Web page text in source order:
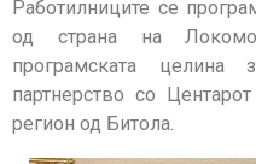
Работилниците се
од страна на
програмската целина
партнерство со
регион од Битола.